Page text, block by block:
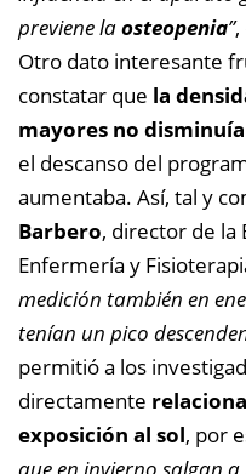
previene laosteopenia”,
Otro dato interesante
constatar que la
mayores no
el descanso del
aumentaba. Así, tal y
Barbero, director de la
Enfermería y
medición también en
tenían un pico
permitió a los
directamente
exposición al sol, por